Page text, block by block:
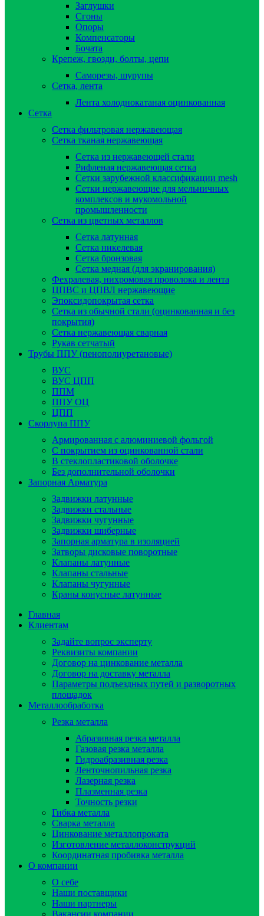
Заглушки
Сгоны
Опоры
Компенсаторы
Бочата
Крепеж, гвозди, болты, цепи
Саморезы, шурупы
Сетка, лента
Лента холоднокатаная оцинкованная
Сетка
Сетка фильтровая нержавеющая
Сетка тканая нержавеющая
Сетка из нержавеющей стали
Рифленая нержавеющая сетка
Сетки зарубежной классификации mesh
Сетки нержавеющие для мельничных
комплексов и мукомольной
промышленности
Сетка из цветных металлов
Сетка латунная
Сетка никелевая
Сетка бронзовая
Сетка медная (для экранирования)
Фехралевая, нихромовая проволока и лента
ЦПВС и ЦПВЛ нержавеющие
Эпоксидопокрытая сетка
Сетка из обычной стали (оцинкованная и без
покрытия)
Сетка нержавеющая сварная
Рукав сетчатый
Трубы ППУ (пенополиуретановые)
ВУС
ВУС ЦПП
ППМ
ППУ ОЦ
ЦПП
Скорлупа ППУ
Армированная с алюминиевой фольгой
C покрытием из оцинкованной стали
В стеклопластиковой оболочке
Без дополнительной оболочки
Запорная Арматура
Задвижки латунные
Задвижки стальные
Задвижки чугунные
Задвижки шиберные
Запорная арматура в изоляцией
Затворы дисковые поворотные
Клапаны латунные
Клапаны стальные
Клапаны чугунные
Краны конусные латунные
Главная
Клиентам
Задайте вопрос эксперту
Реквизиты компании
Договор на цинкование металла
Договор на доставку металла
Параметры подъездных путей и разворотных
площадок
Металлообработка
Резка металла
Абразивная резка металла
Газовая резка металла
Гидроaбразивная резка
Ленточнопильная резка
Лазерная резка
Плазменная резка
Точность резки
Гибка металла
Сварка металла
Цинкование металлопроката
Изготовление металлоконструкций
Координатная пробивка металла
О компании
О себе
Наши поставщики
Наши партнеры
Вакансии компании